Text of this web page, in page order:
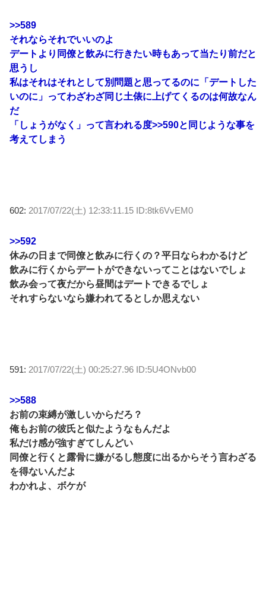
>>589
それならそれでいいのよ
デートより同僚と飲みに行きたい時もあって当たり前だと
思うし
私はそれはそれとして別問題と思ってるのに「デートした
いのに」ってわざわざ同じ土俵に上げてくるのは何故なん
だ
「しょうがなく」って言われる度>>590と同じような事を
考えてしまう
602: 2017/07/22(土) 12:33:11.15 ID:8tk6VvEM0
>>592
休みの日まで同僚と飲みに行くの？平日ならわかるけど
飲みに行くからデートができないってことはないでしょ
飲み会って夜だから昼間はデートできるでしょ
それすらないなら嫌われてるとしか思えない
591: 2017/07/22(土) 00:25:27.96 ID:5U4ONvb00
>>588
お前の束縛が激しいからだろ？
俺もお前の彼氏と似たようなもんだよ
私だけ感が強すぎてしんどい
同僚と行くと露骨に嫌がるし態度に出るからそう言わざる
を得ないんだよ
わかれよ、ボケが